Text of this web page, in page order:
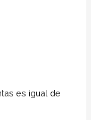
es igual de